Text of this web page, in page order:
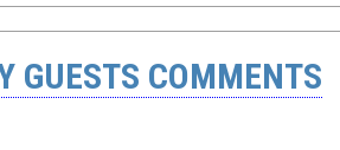
GUESTS COMMENTS